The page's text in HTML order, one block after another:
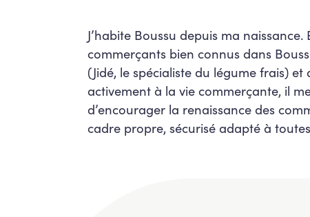
J’habite Boussu depuis ma
commerçants bien connus dans
(Jidé, le spécialiste du légume frais)
activement à la vie commerçante, il
d’encourager la renaissance des
cadre propre, sécurisé adapté à